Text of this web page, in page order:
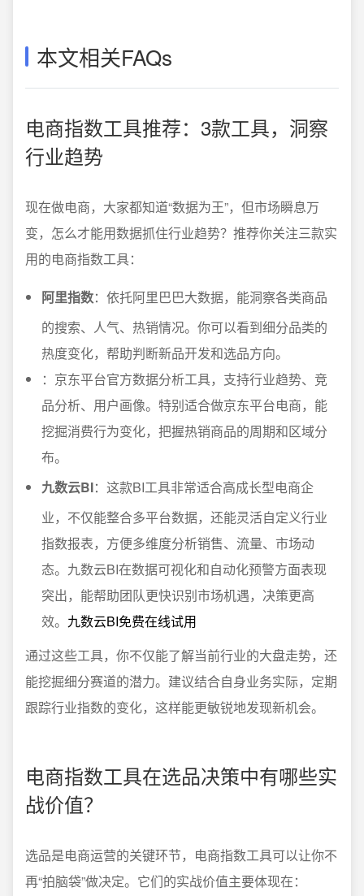
本文相关FAQs
电商指数工具推荐：3款工具，洞察
行业趋势
现在做电商，大家都知道“数据为王”，但市场瞬息万
变，怎么才能用数据抓住行业趋势？推荐你关注三款实
用的电商指数工具：
阿里指数：依托阿里巴巴大数据，能洞察各类商品
的搜索、人气、热销情况。你可以看到细分品类的
热度变化，帮助判断新品开发和选品方向。
：京东平台官方数据分析工具，支持行业趋势、竞
品分析、用户画像。特别适合做京东平台电商，能
挖掘消费行为变化，把握热销商品的周期和区域分
布。
九数云BI：这款BI工具非常适合高成长型电商企
业，不仅能整合多平台数据，还能灵活自定义行业
指数报表，方便多维度分析销售、流量、市场动
态。九数云BI在数据可视化和自动化预警方面表现
突出，能帮助团队更快识别市场机遇，决策更高
效。 九数云BI免费在线试用
通过这些工具，你不仅能了解当前行业的大盘走势，还
能挖掘细分赛道的潜力。建议结合自身业务实际，定期
跟踪行业指数的变化，这样能更敏锐地发现新机会。
电商指数工具在选品决策中有哪些实
战价值？
选品是电商运营的关键环节，电商指数工具可以让你不
再“拍脑袋”做决定。它们的实战价值主要体现在：